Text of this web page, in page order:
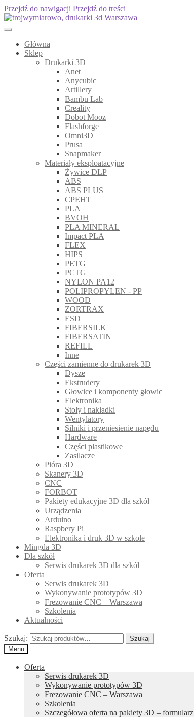
Przejdź do nawigacji Przejdź do treści
Główna
Sklep
Drukarki 3D
Anet
Anycubic
Artillery
Bambu Lab
Creality
Dobot Mooz
Flashforge
Omni3D
Prusa
Snapmaker
Materiały eksploatacyjne
Żywice DLP
ABS
ABS PLUS
CPEHT
PLA
BVOH
PLA MINERAL
Impact PLA
FLEX
HIPS
PETG
PCTG
NYLON PA12
POLIPROPYLEN - PP
WOOD
ZORTRAX
ESD
FIBERSILK
FIBERSATIN
REFILL
Inne
Części zamienne do drukarek 3D
Dysze
Ekstrudery
Głowice i komponenty głowic
Elektronika
Stoły i nakładki
Wentylatory
Silniki i przeniesienie napędu
Hardware
Części plastikowe
Zasilacze
Pióra 3D
Skanery 3D
CNC
FORBOT
Pakiety edukacyjne 3D dla szkół
Urządzenia
Arduino
Raspbery Pi
Elektronika i druk 3D w szkole
Mingda 3D
Dla szkół
Serwis drukarek 3D dla szkół
Oferta
Serwis drukarek 3D
Wykonywanie prototypów 3D
Frezowanie CNC – Warszawa
Szkolenia
Aktualności
Szukaj:
Szukaj
Menu
Oferta
Serwis drukarek 3D
Wykonywanie prototypów 3D
Frezowanie CNC – Warszawa
Szkolenia
Szczegółowa oferta na pakiety 3D – formularz